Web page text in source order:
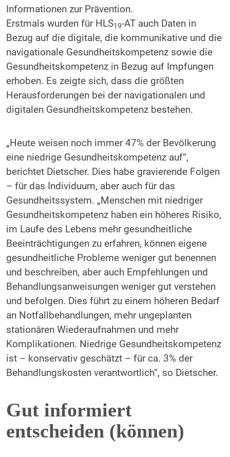
Informationen zur Prävention.
Erstmals wurden für HLS19-AT auch Daten in
Bezug auf die digitale, die kommunikative und die
navigationale Gesundheitskompetenz sowie die
Gesundheitskompetenz in Bezug auf Impfungen
erhoben. Es zeigte sich, dass die größten
Herausforderungen bei der navigationalen und
digitalen Gesundheitskompetenz bestehen.
„Heute weisen noch immer 47% der Bevölkerung
eine niedrige Gesundheitskompetenz auf“,
berichtet Dietscher. Dies habe gravierende Folgen
– für das Individuum, aber auch für das
Gesundheitssystem. „Menschen mit niedriger
Gesundheitskompetenz haben ein höheres Risiko,
im Laufe des Lebens mehr gesundheitliche
Beeinträchtigungen zu erfahren, können eigene
gesundheitliche Probleme weniger gut benennen
und beschreiben, aber auch Empfehlungen und
Behandlungsanweisungen weniger gut verstehen
und befolgen. Dies führt zu einem höheren Bedarf
an Notfallbehandlungen, mehr ungeplanten
stationären Wiederaufnahmen und mehr
Komplikationen. Niedrige Gesundheitskompetenz
ist – konservativ geschätzt – für ca. 3% der
Behandlungskosten verantwortlich“, so Dietscher.
Gut informiert
entscheiden (können)